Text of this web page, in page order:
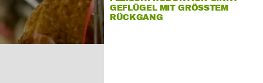
GEFLÜGEL MIT GRÖSSTEM R
ÜCKGANG